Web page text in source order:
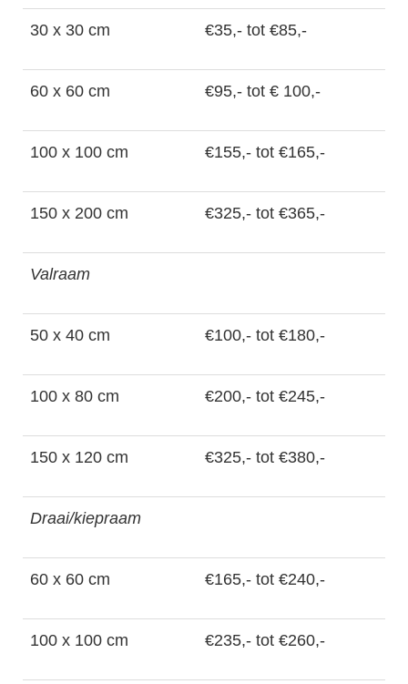
30 x 30 cm €35,- tot €85,-
60 x 60 cm €95,- tot € 100,-
100 x 100 cm €155,- tot €165,-
150 x 200 cm €325,- tot €365,-
Valraam
50 x 40 cm €100,- tot €180,-
100 x 80 cm €200,- tot €245,-
150 x 120 cm €325,- tot €380,-
Draai/kiepraam
60 x 60 cm €165,- tot €240,-
100 x 100 cm €235,- tot €260,-